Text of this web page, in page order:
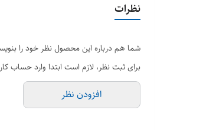
نظرات
شما هم درباره این محصول نظر خود را
برای ثبت نظر، لازم است ابتدا وارد حساب
افزودن نظر